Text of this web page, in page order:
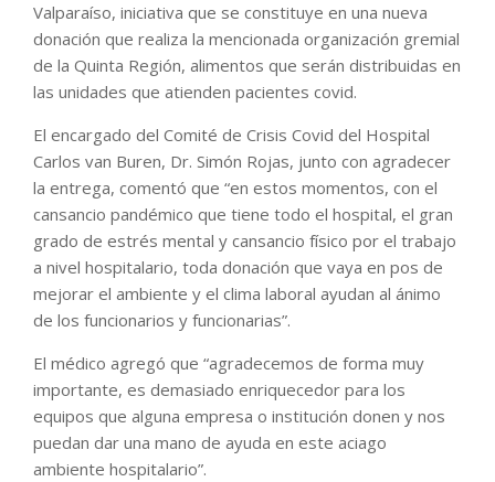
Valparaíso, iniciativa que se constituye en una nueva
donación que realiza la mencionada organización gremial
de la Quinta Región, alimentos que serán distribuidas en
las unidades que atienden pacientes covid.
El encargado del Comité de Crisis Covid del Hospital
Carlos van Buren, Dr. Simón Rojas, junto con agradecer
la entrega, comentó que “en estos momentos, con el
cansancio pandémico que tiene todo el hospital, el gran
grado de estrés mental y cansancio físico por el trabajo
a nivel hospitalario, toda donación que vaya en pos de
mejorar el ambiente y el clima laboral ayudan al ánimo
de los funcionarios y funcionarias”.
El médico agregó que “agradecemos de forma muy
importante, es demasiado enriquecedor para los
equipos que alguna empresa o institución donen y nos
puedan dar una mano de ayuda en este aciago
ambiente hospitalario”.